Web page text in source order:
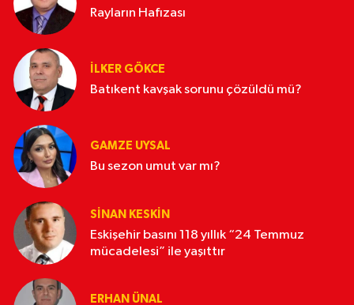
Rayların Hafızası
İLKER GÖKCE
Batıkent kavşak sorunu çözüldü mü?
GAMZE UYSAL
Bu sezon umut var mı?
SINAN KESKIN
Eskişehir basını 118 yıllık “24 Temmuz
mücadelesi” ile yaşıttır
ERHAN ÜNAL